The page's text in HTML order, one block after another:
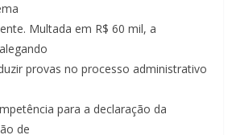
Multada em R$ 60 mil, a
provas no processo administrativo
para a declaração da
de